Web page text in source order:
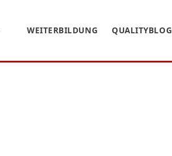
WEITERBILDUNG QUALITYBLOG